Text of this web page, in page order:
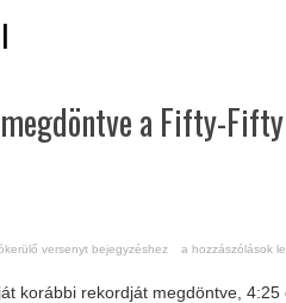
a Fifty-
versenyt bejegyzéshez
a hozzászólások
korábbi rekordját megdöntve, 4:25